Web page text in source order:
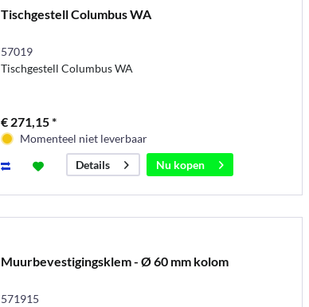
Tischgestell Columbus WA
57019
Tischgestell Columbus WA
€ 271,15 *
Momenteel niet leverbaar
Details
Nu kopen
Muurbevestigingsklem - Ø 60 mm kolom
571915